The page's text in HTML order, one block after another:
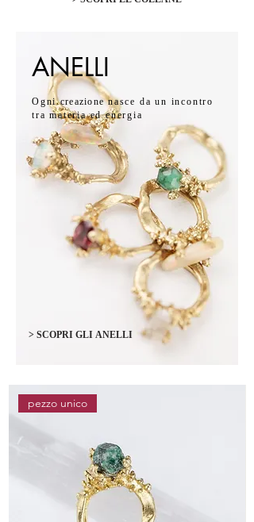
Ognicreazionenasce da un incontro
tra materia ed energia
> SCOPRI GLI ANELLI
ANELLI
pezzo unico